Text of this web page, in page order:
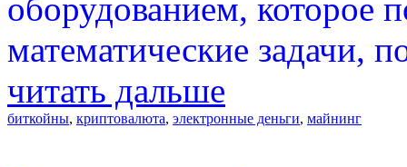
оборудованием, которое
математические задачи,
читать дальше
биткойны, криптовалюта, электронные деньги, майнинг